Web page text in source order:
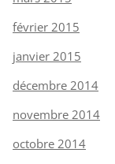
février 2015
janvier 2015
décembre 2014
novembre 2014
octobre 2014